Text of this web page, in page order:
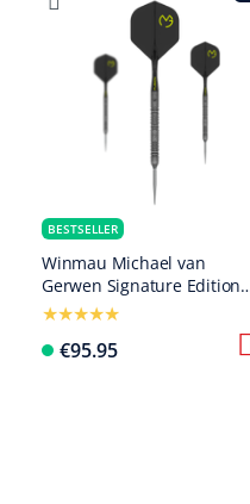
BESTSELLER
Winmau Michael van
Gerwen Signature Edition
Switch Points Steeldarts
€95.95